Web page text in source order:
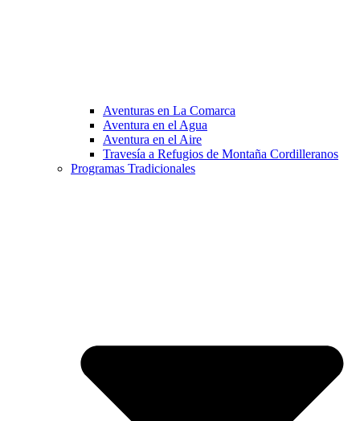
Aventuras en La Comarca
Aventura en el Agua
Aventura en el Aire
Travesía a Refugios de Montaña Cordilleranos
Programas Tradicionales